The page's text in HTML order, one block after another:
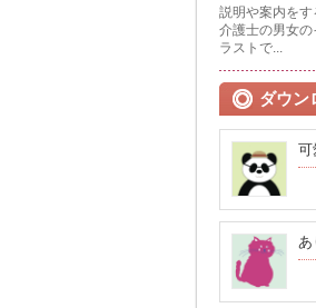
説明や案内をす
介護士の男女の
ラストで...
ダウ
可
あ